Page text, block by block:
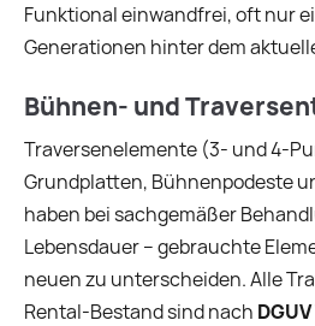
Funktional einwandfrei, oft nur
Generationen hinter dem
Bühnen- und
Traversenelemente (3- und 4-
Grundplatten, Bühnenpodeste
haben bei sachgemäßer
Lebensdauer – gebrauchte
neuen zu unterscheiden. Alle
Rental-Bestand sind nach